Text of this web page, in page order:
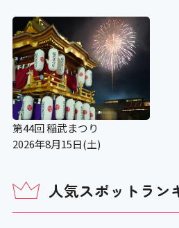
第44回 稲武まつり
2026年8月15日(土)
人気スポットラン